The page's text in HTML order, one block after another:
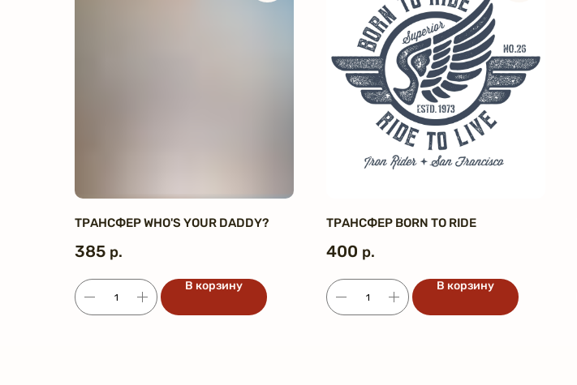
ТРАНСФЕР WHO'S YOUR DADDY?
385 р.
В корзину
ТРАНСФЕР BORN TO RIDE
400 р.
В корзину